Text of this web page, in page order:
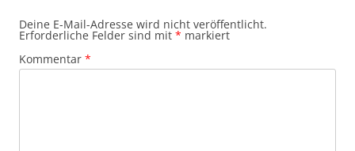
Deine E-Mail-Adresse wird nicht veröffentlicht.
Erforderliche Felder sind mit * markiert
Kommentar *